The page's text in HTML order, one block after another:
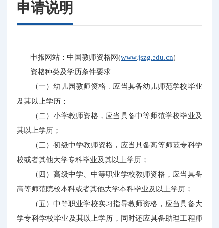
申请说明
申报网站：中国教师资格网(www.jszg.edu.cn)
资格种类及学历条件要求
（一）幼儿园教师资格，应当具备幼儿师范学校毕业
及其以上学历；
（二）小学教师资格，应当具备中等师范学校毕业及
其以上学历；
（三）初级中学教师资格，应当具备高等师范专科学
校或者其他大学专科毕业及其以上学历；
（四）高级中学、中等职业学校教师资格，应当具备
高等师范院校本科或者其他大学本科毕业及以上学历；
（五）中等职业学校实习指导教师资格，应当具备大
学专科学校毕业及其以上学历，同时还应具备助理工程师